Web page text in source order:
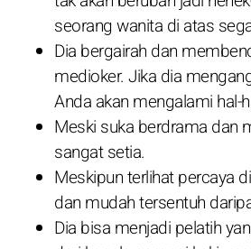
seorang wanita di atas
Dia bergairah dan
medioker. Jika dia
Anda akan mengalami hal-
Meski suka berdrama dan
sangat setia.
Meskipun terlihat percaya
dan mudah tersentuh
Dia bisa menjadi pelatih